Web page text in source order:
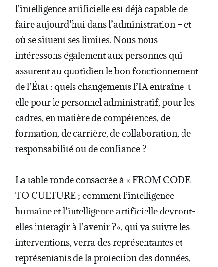
l’intelligence artificielle est déjà capable de
faire aujourd’hui dans l’administration – et
où se situent ses limites. Nous nous
intéressons également aux personnes qui
assurent au quotidien le bon fonctionnement
de l’État : quels changements l’IA entraîne-t-
elle pour le personnel administratif, pour les
cadres, en matière de compétences, de
formation, de carrière, de collaboration, de
responsabilité ou de confiance ?
La table ronde consacrée à « FROM CODE
TO CULTURE ; comment l’intelligence
humaine et l’intelligence artificielle devront-
elles interagir à l’avenir ?», qui va suivre les
interventions, verra des représentantes et
représentants de la protection des données,